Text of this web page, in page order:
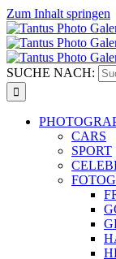
Zum Inhalt springen
SUCHE NACH:
CARS
SPORT